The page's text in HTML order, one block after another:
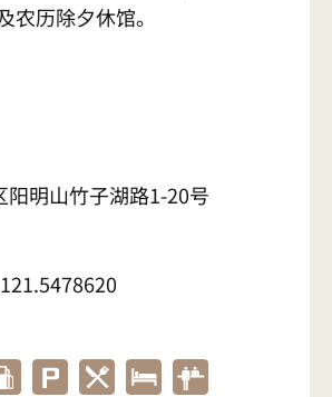
农历除夕休馆。
阳明山竹子湖路1-20号